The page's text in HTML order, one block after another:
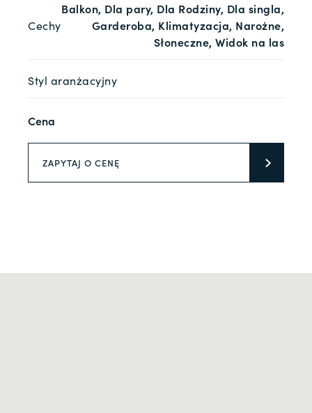
Cechy
Balkon, Dla pary, Dla Rodziny, Dla singla,
Garderoba, Klimatyzacja, Narożne,
Słoneczne, Widok na las
Styl aranżacyjny
Cena
ZAPYTAJ O CENĘ